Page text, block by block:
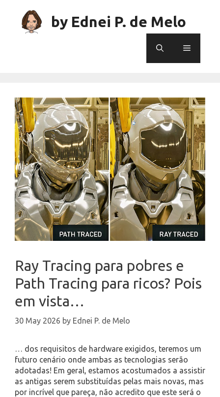
content
by Ednei P. de Melo
Menu
Ray Tracing para pobres e
Path Tracing para ricos? Pois
em vista…
30 May 2026 by Ednei P. de Melo
… dos requisitos de hardware exigidos, teremos um
futuro cenário onde ambas as tecnologias serão
adotadas! Em geral, estamos acostumados a assistir
as antigas serem substituídas pelas mais novas, mas
por incrível que pareça, não acredito que este será o